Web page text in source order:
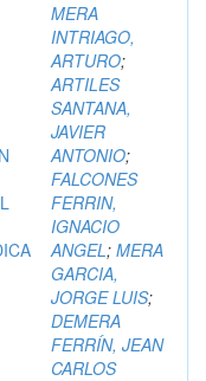
MERA
INTRIAGO,
ARTURO;
ARTILES
SANTANA,
JAVIER
ANTONIO;
FALCONES
FERRIN,
IGNACIO
ANGEL; MERA
GARCIA,
JORGE LUIS;
DEMERA
FERRÍN, JEAN
CARLOS